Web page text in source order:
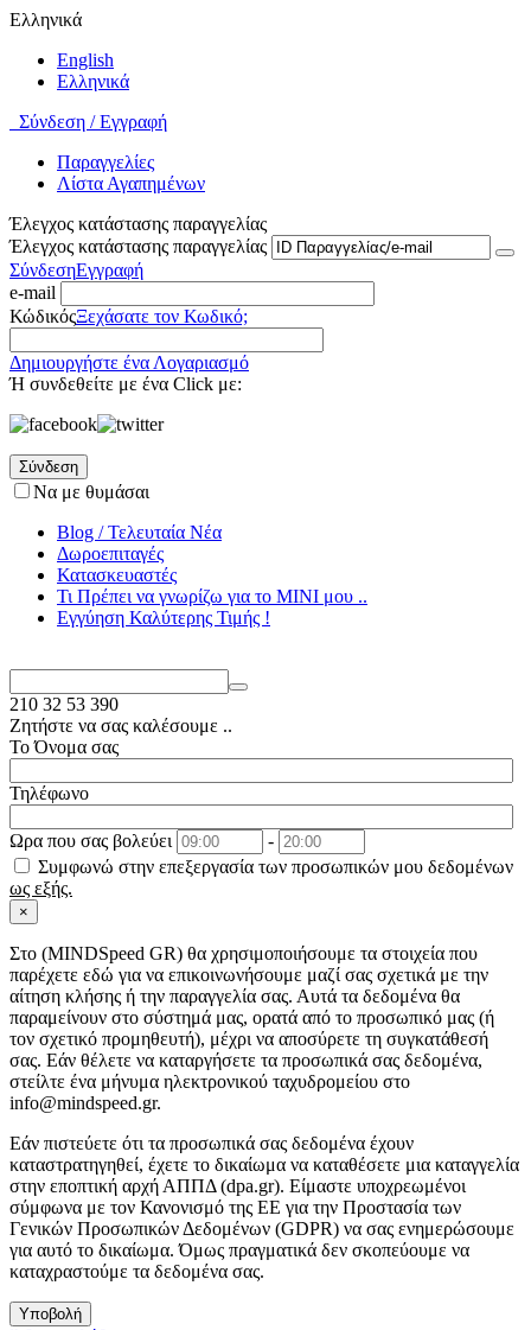
Ελληνικά
English
Ελληνικά
Σύνδεση / Εγγραφή
Παραγγελίες
Λίστα Αγαπημένων
Έλεγχος κατάστασης παραγγελίας
Έλεγχος κατάστασης παραγγελίας
ΣύνδεσηΕγγραφή
e-mail
ΚώδικόςΞεχάσατε τον Κωδικό;
Δημιουργήστε ένα Λογαριασμό
Ή συνδεθείτε με ένα Click με:
Σύνδεση
Να με θυμάσαι
Blog / Τελευταία Νέα
Δωροεπιταγές
Κατασκευαστές
Τι Πρέπει να γνωρίζω για το MΙΝΙ μου ..
Εγγύηση Καλύτερης Τιμής !
210 32 53 390
Ζητήστε να σας καλέσουμε ..
Το Όνομα σας
Τηλέφωνο
Ωρα που σας βολεύει
-
Συμφωνώ στην επεξεργασία των προσωπικών μου δεδομένων
ως εξής.
×
Στo (MINDSpeed GR) θα χρησιμοποιήσουμε τα στοιχεία που
παρέχετε εδώ για να επικοινωνήσουμε μαζί σας σχετικά με την
αίτηση κλήσης ή την παραγγελία σας. Αυτά τα δεδομένα θα
παραμείνουν στο σύστημά μας, ορατά από το προσωπικό μας (ή
τον σχετικό προμηθευτή), μέχρι να αποσύρετε τη συγκατάθεσή
σας. Εάν θέλετε να καταργήσετε τα προσωπικά σας δεδομένα,
στείλτε ένα μήνυμα ηλεκτρονικού ταχυδρομείου στο
info@mindspeed.gr.
Εάν πιστεύετε ότι τα προσωπικά σας δεδομένα έχουν
καταστρατηγηθεί, έχετε το δικαίωμα να καταθέσετε μια καταγγελία
στην εποπτική αρχή ΑΠΠΔ (dpa.gr). Είμαστε υποχρεωμένοι
σύμφωνα με τον Κανονισμό της ΕΕ για την Προστασία των
Γενικών Προσωπικών Δεδομένων (GDPR) να σας ενημερώσουμε
για αυτό το δικαίωμα. Όμως πραγματικά δεν σκοπεύουμε να
καταχραστούμε τα δεδομένα σας.
Υποβολή